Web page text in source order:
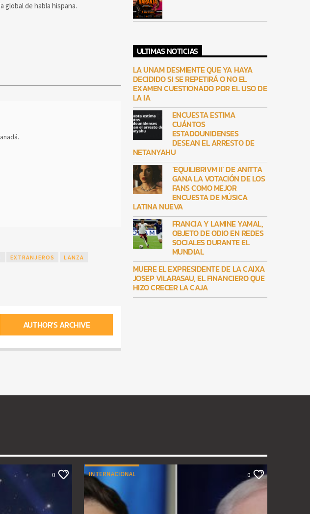
global de habla hispana.
EXTRANJEROS LANZA
AUTHOR'S ARCHIVE
ULTIMAS NOTICIAS
LA UNAM DESMIENTE QUE YA HAYA
DECIDIDO SI SE REPETIRÁ O NO EL
EXAMEN CUESTIONADO POR EL USO DE
LA IA
ENCUESTA ESTIMA
CUÁNTOS
ESTADOUNIDENSES
DESEAN EL ARRESTO DE
NETANYAHU
‘EQUILIBRIVM II’ DE ANITTA
GANA LA VOTACIÓN DE LOS
FANS COMO MEJOR
ENCUESTA DE MÚSICA
LATINA NUEVA
FRANCIA Y LAMINE YAMAL,
OBJETO DE ODIO EN REDES
SOCIALES DURANTE EL
MUNDIAL
MUERE EL EXPRESIDENTE DE LA CAIXA
JOSEP VILARASAU, EL FINANCIERO QUE
HIZO CRECER LA CAJA
0 INTERNACIONAL 0